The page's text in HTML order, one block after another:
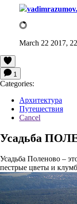
March 22 2017,
1
Categories:
Архитектура
Путешествия
Cancel
Усадьба
Усадьба Поленово –
пестрые цветы и